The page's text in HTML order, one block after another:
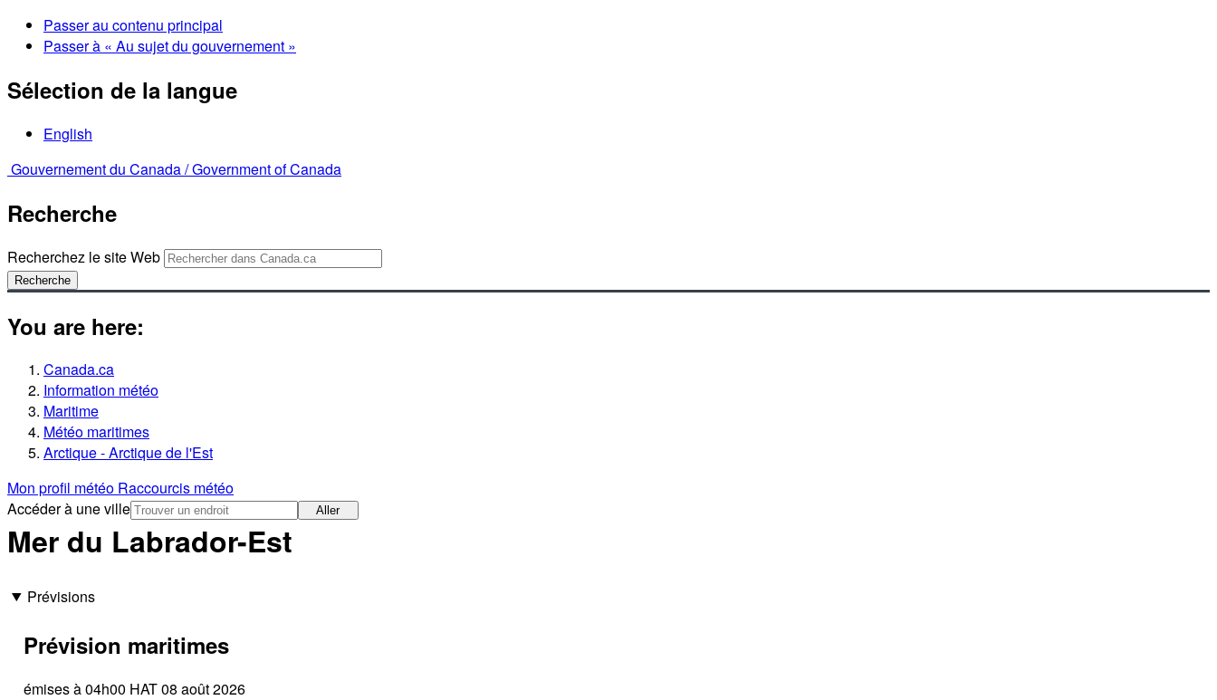
Passer au contenu principal
Passer à « Au sujet du gouvernement »
Sélection de la langue
English
Gouvernement du Canada /Government of Canada
Recherche
Recherchez le site Web
Recherche
You are here:
Canada.ca
Information météo
Maritime
Météo maritimes
Arctique - Arctique de l'Est
Mon profil météo Raccourcis météo
Accéder à une ville
Aller
Mer du Labrador-Est
Prévisions
Prévision maritimes
émises à 04h00 HAT 08 août 2026